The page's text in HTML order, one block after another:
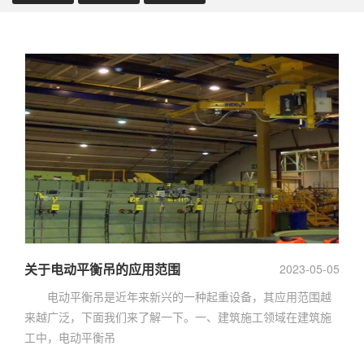
2023-05-05
关于电动平衡吊的应用范围
电动平衡吊是近年来新兴的一种起重设备，其应用范围越
来越广泛，下面我们来了解一下。一、建筑施工领域在建筑施
工中，电动平衡吊